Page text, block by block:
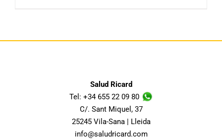
Salud Ricard
Tel: +34 655 22 09 80
C/. Sant Miquel, 37
25245 Vila-Sana | Lleida
info@saludricard.com